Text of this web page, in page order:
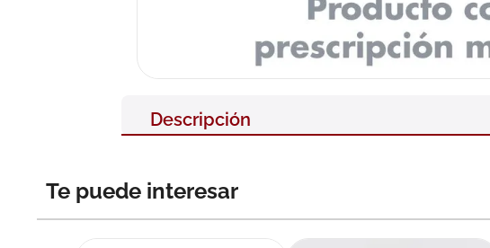
Descripción
Te puede interesar